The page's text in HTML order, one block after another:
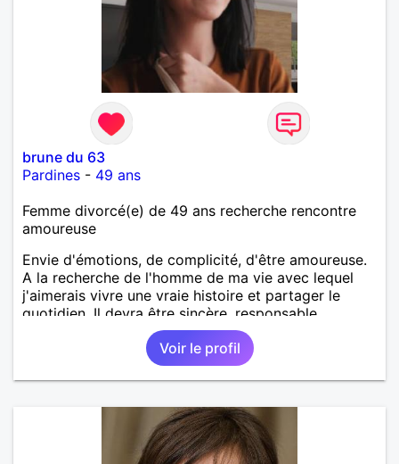
brune du 63
Pardines - 49 ans
Femme divorcé(e) de 49 ans recherche rencontre
amoureuse
Envie d'émotions, de complicité, d'être amoureuse.
A la recherche de l'homme de ma vie avec lequel
j'aimerais vivre une vraie histoire et partager le
quotidien. Il devra être sincère, responsable,
ambitieux, entreprenant, fort de caractère et avec le
sens de l'humour. Il saura me chouchouter et me
mettre en valeur, me donner son amour et attention.
Merci de m'avoir lu et à bientôt...
Voir le profil